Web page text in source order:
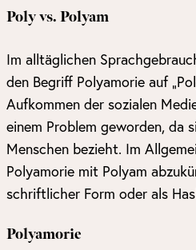
Poly vs. Polyam
Im alltäglichen
den Begriff Polyamorie auf
Aufkommen der sozialen
einem Problem geworden, da
Menschen bezieht. Im
Polyamorie mit Polyam
schriftlicher Form oder als
Polyamorie